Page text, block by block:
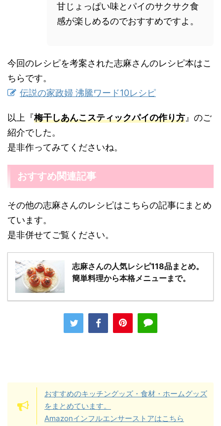
甘じょっぱい味とパイのサクサク食
感が楽しめるのでおすすめですよ。
今回のレシピを考案された志麻さんのレシピ本はこ
ちらです。
伝説の家政婦 沸騰ワード10レシピ
以上『梅干しあんこスティックパイの作り方 』のご
紹介でした。
是非作ってみてくださいね。
おすすめ関連記事
その他の志麻さんのレシピはこちらの記事にまとめ
ています。
是非併せてご覧ください。
志麻さんの人気レシピ118品まとめ。
簡単料理から本格メニューまで。
おすすめのキッチングッズ・食材・ホームグッズ
をまとめています。
Amazonインフルエンサーストアはこちら